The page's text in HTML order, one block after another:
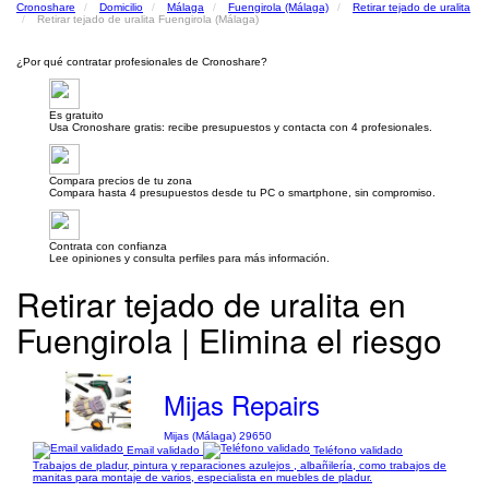
Cronoshare Domicilio Málaga Fuengirola (Málaga)
Retirar tejado de uralita
Retirar tejado de uralita Fuengirola (Málaga)
¿Por qué contratar profesionales de Cronoshare?
Es gratuito
Usa Cronoshare gratis: recibe presupuestos y contacta con 4 profesionales.
Compara precios de tu zona
Compara hasta 4 presupuestos desde tu PC o smartphone, sin compromiso.
Contrata con confianza
Lee opiniones y consulta perfiles para más información.
Retirar tejado de uralita en
Fuengirola | Elimina el riesgo
Mijas Repairs
Mijas (Málaga) 29650
Email validado
Teléfono validado
Trabajos de pladur, pintura y reparaciones azulejos , albañilería, como trabajos de
manitas para montaje de varios, especialista en muebles de pladur.